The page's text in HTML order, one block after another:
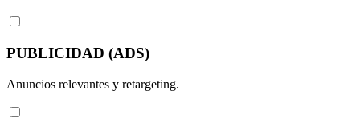
PUBLICIDAD (ADS)
Anuncios relevantes y retargeting.